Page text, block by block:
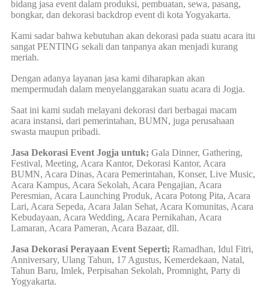
bidang jasa event dalam produksi, pembuatan, sewa, pasang,
bongkar, dan dekorasi backdrop event di kota Yogyakarta.
Kami sadar bahwa kebutuhan akan dekorasi pada suatu acara itu
sangat PENTING sekali dan tanpanya akan menjadi kurang
meriah.
Dengan adanya layanan jasa kami diharapkan akan
mempermudah dalam menyelanggarakan suatu acara di Jogja.
Saat ini kami sudah melayani dekorasi dari berbagai macam
acara instansi, dari pemerintahan, BUMN, juga perusahaan
swasta maupun pribadi.
Jasa Dekorasi Event Jogja untuk; Gala Dinner, Gathering,
Festival, Meeting, Acara Kantor, Dekorasi Kantor, Acara
BUMN, Acara Dinas, Acara Pemerintahan, Konser, Live Music,
Acara Kampus, Acara Sekolah, Acara Pengajian, Acara
Peresmian, Acara Launching Produk, Acara Potong Pita, Acara
Lari, Acara Sepeda, Acara Jalan Sehat, Acara Komunitas, Acara
Kebudayaan, Acara Wedding, Acara Pernikahan, Acara
Lamaran, Acara Pameran, Acara Bazaar, dll.
Jasa Dekorasi Perayaan Event Seperti; Ramadhan, Idul Fitri,
Anniversary, Ulang Tahun, 17 Agustus, Kemerdekaan, Natal,
Tahun Baru, Imlek, Perpisahan Sekolah, Promnight, Party di
Yogyakarta.